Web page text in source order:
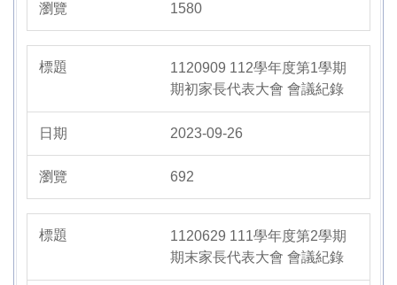
1580
1120909 112學年度第1學期
期初家長代表大會 會議紀錄
2023-09-26
692
1120629 111學年度第2學期
期末家長代表大會 會議紀錄